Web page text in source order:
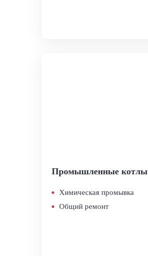
Промышленные котлы
Химическая промывка
Общий ремонт